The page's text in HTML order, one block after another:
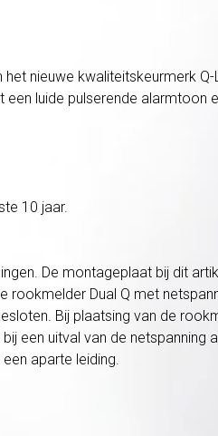
nieuwe kwaliteitskeurmerk
luide pulserende alarmtoon
10 jaar.
De montageplaat bij dit
Dual Q met
Bij plaatsing van de
een uitval van de netspanning
aparte leiding.